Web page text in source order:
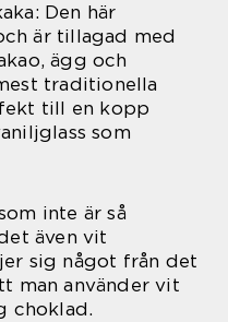
Den här
är tillagad med
ägg och
traditionella
till en kopp
som
inte är så
även vit
sig något från det
man använder vit
choklad.